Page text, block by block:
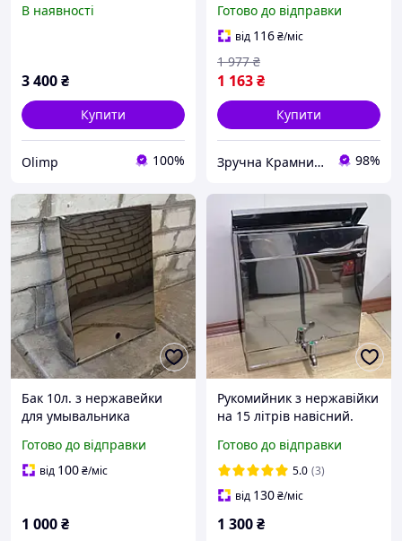
В наявності
3 400₴
Купити
Olimp 100%
дачі горизонтальний
пластиковий чорний
Litolan MK-19073
Готово до відправки
від 116₴/міс
1 163₴
1 977 ₴
Купити
Зручна Крамниця 98%
Бак 10л. з нержавейки
для умывальника
Готово до відправки
від 100₴/міс
1 000₴
Рукомийник з нержавійки
на 15 літрів навісний.
Готово до відправки
5.0 (3)
від 130₴/міс
1 300₴